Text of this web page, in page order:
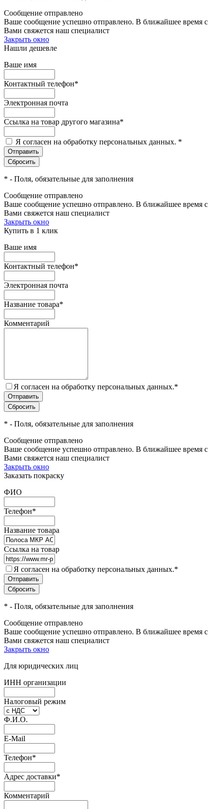
Сообщение отправлено
Ваше сообщение успешно отправлено. В ближайшее время с
Вами свяжется наш специалист
Закрыть окно
Нашли дешевле
Ваше имя
Контактный телефон*
Электронная почта
Ссылка на товар другого магазина*
Я согласен на обработку персональных данных. *
* - Поля, обязательные для заполнения
Сообщение отправлено
Ваше сообщение успешно отправлено. В ближайшее время с
Вами свяжется наш специалист
Закрыть окно
Купить в 1 клик
Ваше имя
Контактный телефон*
Электронная почта
Название товара*
Комментарий
Я согласен на обработку персональных данных.*
* - Поля, обязательные для заполнения
Сообщение отправлено
Ваше сообщение успешно отправлено. В ближайшее время с
Вами свяжется наш специалист
Закрыть окно
Заказать покраску
ФИО
Телефон*
Название товара
Ссылка на товар
Я согласен на обработку персональных данных.*
* - Поля, обязательные для заполнения
Сообщение отправлено
Ваше сообщение успешно отправлено. В ближайшее время с
Вами свяжется наш специалист
Закрыть окно
Для юридических лиц
ИНН организации
Налоговый режим
Ф.И.О.
E-Mail
Телефон*
Адрес доставки*
Комментарий